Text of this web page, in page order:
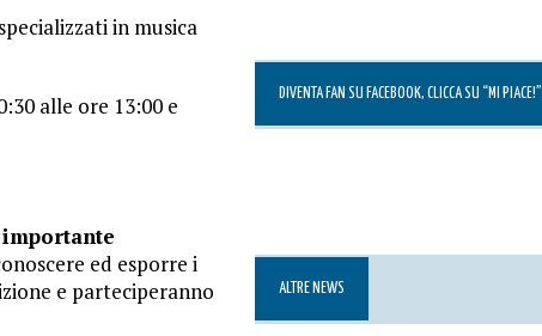
in musica
alle ore 13:00 e
ed esporre i
e parteciperanno
DIVENTA FAN SU FACEBOOK, CLICCA SU “MI PIACE!”
ALTRE NEWS